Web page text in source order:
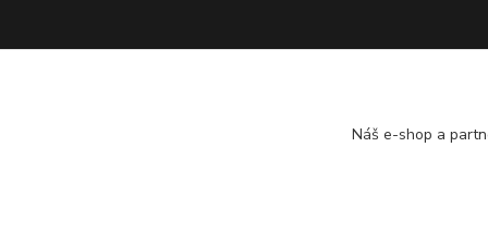
DOPRAVA ZDARMA po ČR a SR ●
Náš e-shop a